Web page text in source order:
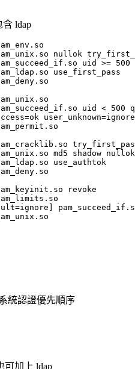
含 ldap
nullok
uid >= 500
use_first_pass
uid < 500
md5 shadow
use_authtok
revoke
統認證優先順序
可加上 ldap